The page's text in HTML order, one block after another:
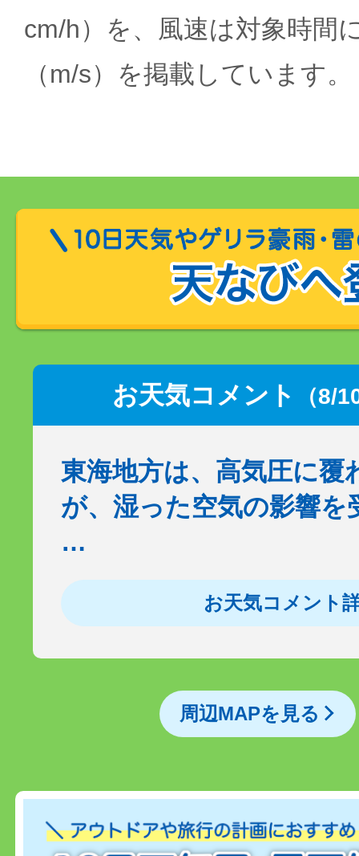
cm/h）を、風速は対象時間
（m/s）を掲載しています。
お天気コメント （8/
東海地方は、高気圧に覆
が、湿った空気の影響を
…
お天気コメント
周辺MAPを見る